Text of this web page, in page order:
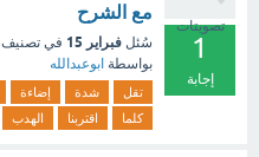
تصويتات
1
إجابة
مع الشرح
سُئل فبراير 15 في تصنيف
بواسطة ابوعبدالله
تقل شدة إضاءة
كلما
اقتربنا الهدب